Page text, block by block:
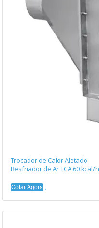
Trocador de Calor Aletado
Resfriador de Ar TCA 60 kcal/h
Cotar Agora